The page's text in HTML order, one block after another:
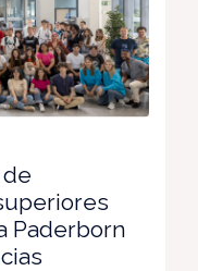
Paderborn